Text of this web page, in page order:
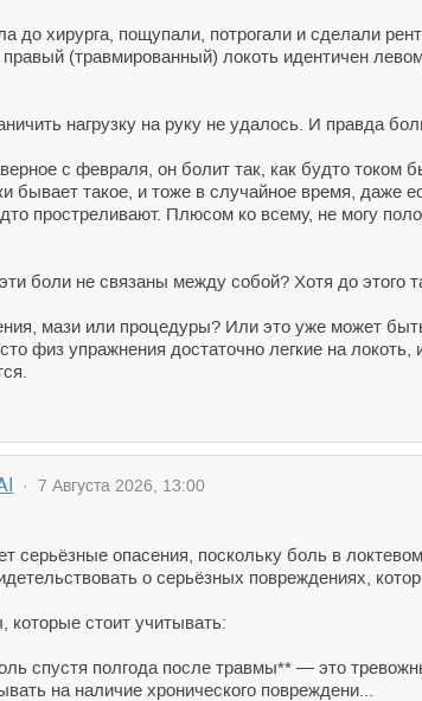
до хирурга, пощупали, потрогали и сделали
(травмированный) локоть идентичен
нагрузку на руку не удалось. И правда
с февраля, он болит так, как будто током
бывает такое, и тоже в случайное время, даже
простреливают. Плюсом ко всему, не могу
боли не связаны между собой? Хотя до этого
мази или процедуры? Или это уже может
физ упражнения достаточно легкие на
· 7 Августа 2026, 13:00
серьёзные опасения, поскольку боль в
о серьёзных повреждениях,
стоит учитывать:
спустя полгода после травмы** — это
на наличие хронического повреждени...